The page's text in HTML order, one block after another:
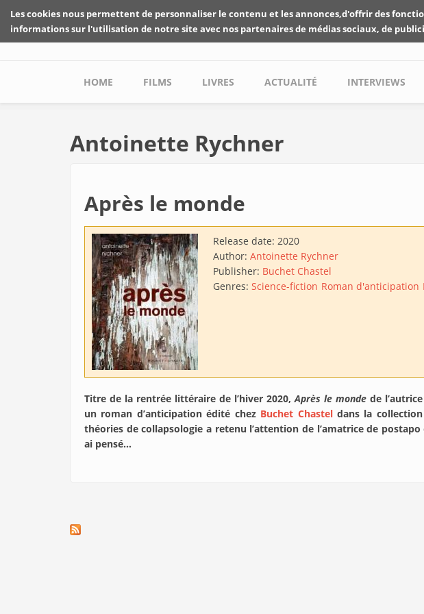
Skip to main content
Les
Main menu
HOME FILMS LIVRES ACTUALITÉ INTERVIEWS
Antoinette Rychner
Après le monde
Release date: 2020
Author: Antoinette Rychner
Publisher: Buchet Chastel
Genres: Science-fiction Roman d'anticipation
Titre de la rentrée littéraire de l’hiver 2020,Après le monde de
un roman d’anticipation édité chez Buchet Chasteldans la
théories de collapsologie a retenu l’attention de l’amatrice de postapo
ai pensé…
Les cookies nous permettent de personnaliser le contenu et les annonces,d'offrir des
informations sur l'utilisation de notre site avec nos partenaires de médias sociaux, de